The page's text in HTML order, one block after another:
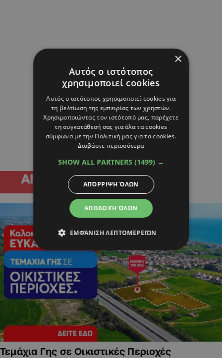
Τεμάχια Γης σε Οικιστικές Περιοχές
×
Αυτός ο ιστότοπος
χρησιμοποιεί cookies
Αυτός ο ιστότοπος χρησιμοποιεί cookies για
τη βελτίωση της εμπειρίας των χρηστών.
Χρησιμοποιώντας τον ιστότοπό μας, παρέχετε
τη συγκατάθεσή σας για όλα τα cookies
σύμφωνα με την Πολιτική μας για τα cookies.
Διαβάστε περισσότερα
SHOW ALL PARTNERS (1499) →
ΑΠΟΔΟΧΉ ΌΛΩΝ
ΑΠΌΡΡΙΨΗ ΌΛΩΝ
ΕΜΦΆΝΙΣΗ ΛΕΠΤΟΜΕΡΕΙΏΝ